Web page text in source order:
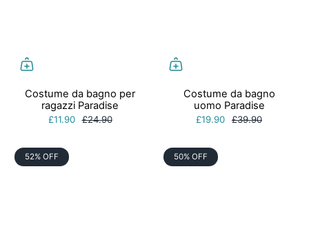
Costume da bagno per
ragazzi Paradise
£11.90 £24.90
Costume da bagno
uomo Paradise
£19.90 £39.90
52% OFF 50% OFF